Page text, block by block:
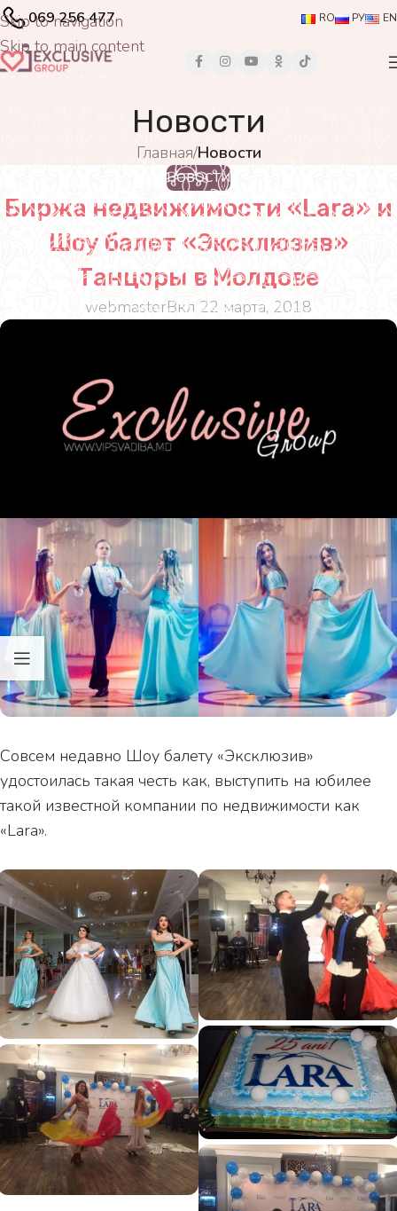
Skip to navigation
Skip to main content
069 256 477 RO РУ EN
Новости
Главная/Новости
НОВОСТИ
Биржа недвижимости «Lara» и
Шоу балет «Эксклюзив»
Танцоры в Молдове
webmasterВкл 22 марта, 2018
Совсем недавно Шоу балету «Эксклюзив»
удостоилась такая честь как, выступить на юбилее
такой известной компании по недвижимости как
«Lara».